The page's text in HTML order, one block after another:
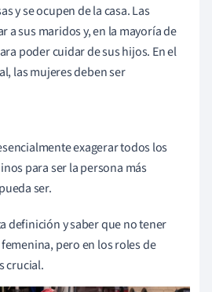
y se ocupen de la casa. Las
a sus maridos y, en la mayoría de
poder cuidar de sus hijos. En el
las mujeres deben ser
exagerar todos los
para ser la persona más
ser.
definición y saber que no tener
pero en los roles de
crucial.